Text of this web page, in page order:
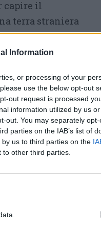
Information
or processing of your
use the below opt-out
out request is processed
information utilized by us
out. You may separately
parties on the IAB’s list of
us to third parties on the
other third parties.
capire il
terra straniera
una
difficoltà. Ed
settimane
carattere
unpercorso
la loro
contesto i
loro valigia.
“Giochi dal